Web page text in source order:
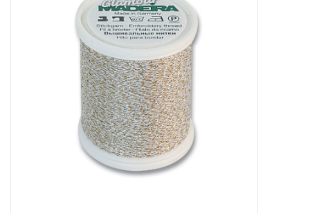
Hobby/Knutselen
Breien en haken